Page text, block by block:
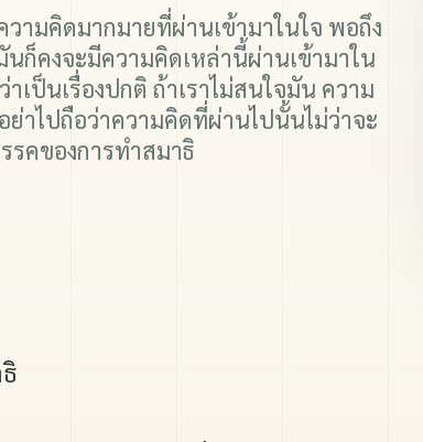
ามคิดมากมายที่ผ่านเข้ามาในใจ พอถึง
นก็คงจะมีความคิดเหล่านี้ผ่านเข้ามาใน
เป็นเรื่องปกติ ถ้าเราไม่สนใจมัน ความ
าไปถือว่าความคิดที่ผ่านไปนั้นไม่ว่าจะ
รคของการทำสมาธิ